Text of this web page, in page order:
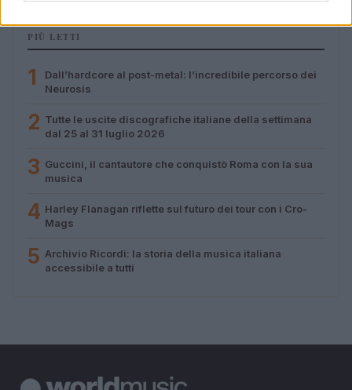
PIÙ LETTI
1
Dall’hardcore al post-metal: l’incredibile percorso dei
Neurosis
2 Tutte le uscite discografiche italiane della settimana
dal 25 al 31 luglio 2026
3 Guccini, il cantautore che conquistò Roma con la sua
musica
4 Harley Flanagan riflette sul futuro dei tour con i Cro-
Mags
5 Archivio Ricordi: la storia della musica italiana
accessibile a tutti